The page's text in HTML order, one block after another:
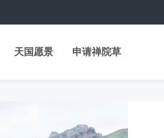
天国愿景 申请禅院草